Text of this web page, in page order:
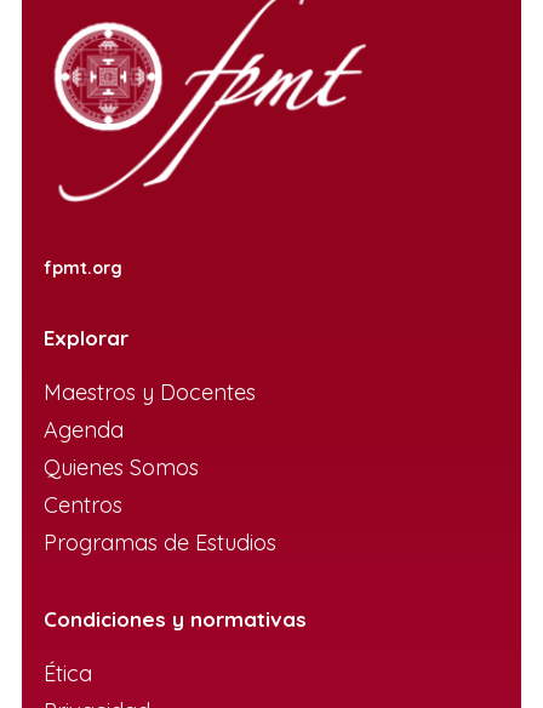
fpmt.org
Explorar
Maestros y Docentes
Agenda
Quienes Somos
Centros
Programas de Estudios
Condiciones y normativas
Ética